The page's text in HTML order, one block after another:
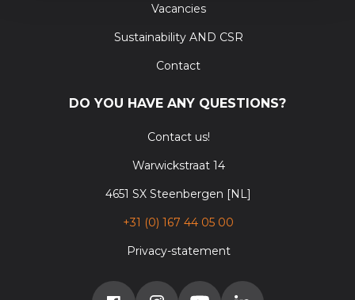
Vacancies
Sustainability AND CSR
Contact
DO YOU HAVE ANY QUESTIONS?
Contact us!
Warwickstraat 14
4651 SX Steenbergen [NL]
+31 (0) 167 44 05 00
Privacy-statement